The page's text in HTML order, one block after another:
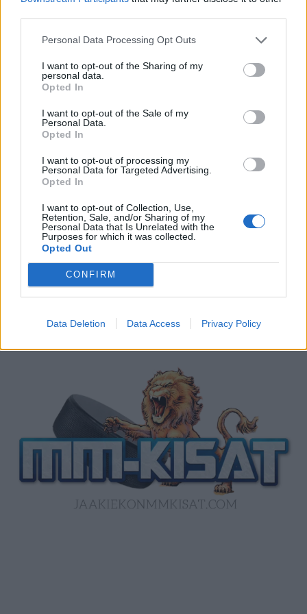
Personal Data Processing Opt Outs
I want to opt-out of the Sharing of my
personal data.
Opted In
I want to opt-out of the Sale of my
Personal Data.
Opted In
I want to opt-out of processing my
Personal Data for Targeted Advertising.
Opted In
I want to opt-out of Collection, Use,
Retention, Sale, and/or Sharing of my
Personal Data that Is Unrelated with the
Purposes for which it was collected.
Opted Out
CONFIRM
Data Deletion Data Access Privacy Policy
Ville Koivunen debytoi AHL:ssä
Leijonat päättää leirityksen
kokoonpano
LIITTYVÄT ARTIKKELIT
MM-kullasta käytiin armoton vääntö –
jatkoajalla
Huikeaa draamaa pronssiottelussa –
Norja kaatoi Kanadan jatkoajalla ja voitti